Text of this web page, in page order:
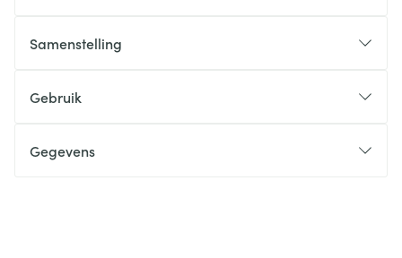
Samenstelling
Gebruik
Gegevens